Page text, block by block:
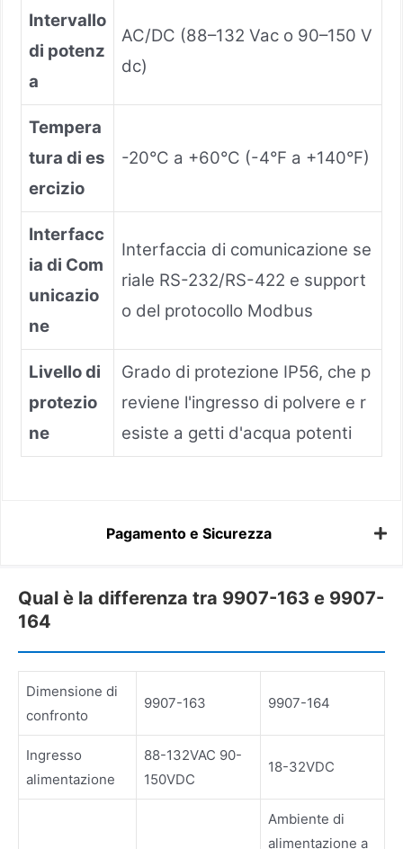
Intervallo
di potenz
a
AC/DC (88–132 Vac o 90–150 V
dc)
Tempera
tura di es
ercizio
-20°C a +60°C (-4°F a +140°F)
Interfacc
ia di Com
unicazio
ne
Interfaccia di comunicazione se
riale RS-232/RS-422 e support
o del protocollo Modbus
Livello di
protezio
ne
Grado di protezione IP56, che p
reviene l'ingresso di polvere e r
esiste a getti d'acqua potenti
Pagamento e Sicurezza
Qual è la differenza tra 9907-163 e 9907-
164
Dimensione di
confronto
9907-163 9907-164
Ingresso
alimentazione
88-132VAC 90-
150VDC
18-32VDC
Ambiente di
alimentazione a